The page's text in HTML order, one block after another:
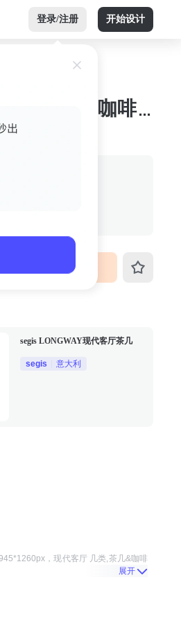
登录/注册 开始设计
现代客厅 几类,茶几&咖啡桌
segis LONGWAY现代客厅茶几
segis 意大利
px，现代客厅 几类,茶几&咖啡
展开